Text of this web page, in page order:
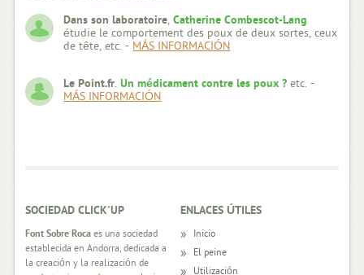
Dans son laboratoire,Catherine Combescot-Lang
étudie le comportement des poux de deux sortes, ceux
de tête, etc. - MÁS INFORMACIÓN
Le Point.fr.Un médicament contre les poux ?etc. -
MÁS INFORMACIÓN
FOOTER
SOCIEDAD CLICK'UP
Font Sobre Roca es una sociedad
establecida en Andorra, dedicada a
la creación y la realización de
ENLACES ÚTILES
Inicio
El peine
Utilización